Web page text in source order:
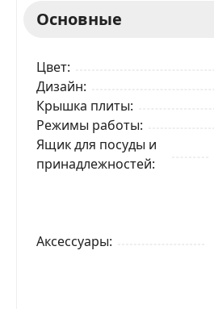
Основные
Цвет
Дизайн
Крышка плиты
Режимы работы
Ящик для посуды и
принадлежностей
Аксессуары